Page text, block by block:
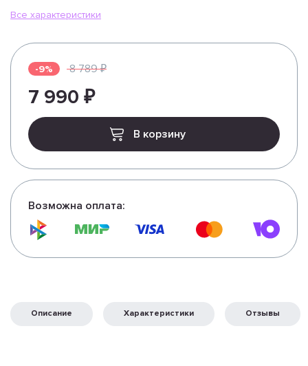
Все характеристики
-9% 8 789 ₽
7 990 ₽
В корзину
Возможна оплата:
Описание Характеристики Отзывы